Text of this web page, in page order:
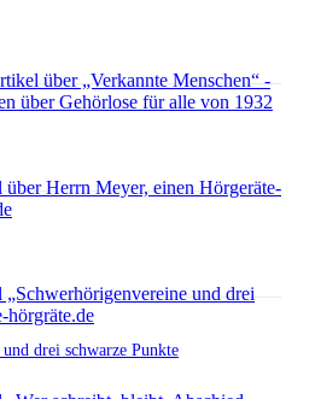
drei schwarze Punkte